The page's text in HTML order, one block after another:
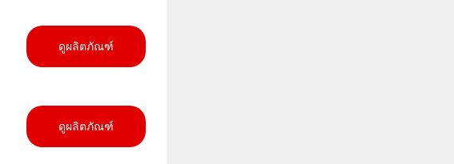
ดูผลิตภัณฑ์
ดูผลิตภัณฑ์